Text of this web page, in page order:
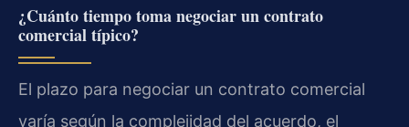
¿Cuánto tiempo toma negociar un contrato
comercial típico?
El plazo para negociar un contrato comercial
varía según la complejidad del acuerdo, el